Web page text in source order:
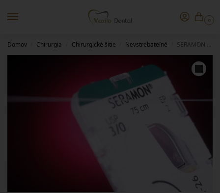
0
Domov Chirurgia Chirurgické šitie Nevstrebateľné SERAMON MEO201714 – DS-18, 3/0, 0,50m